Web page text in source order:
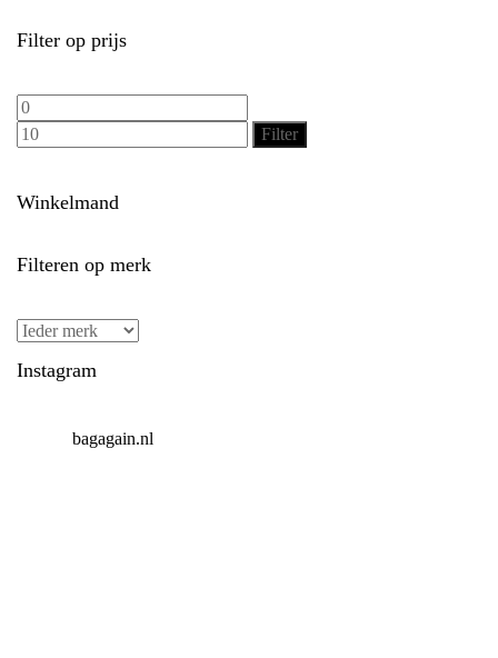
Filter op prijs
Min.
prijs
Max.
Filter
Winkelmand
Filteren op merk
Instagram
bagagain.nl